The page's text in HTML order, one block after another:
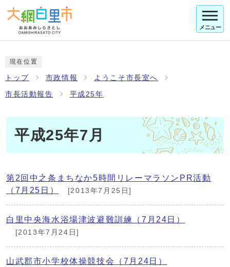
メニュー
現在位置
トップ 市政情報 ようこそ市長室へ
市長活動報告 平成25年
平成25年7月
第2回中之条まちなか5時間リレーマラソンPR活動
（7月25日）
[2013年7月25日]
白里中央海水浴場津波避難訓練（7月24日）
[2013年7月24日]
山武郡市小学校体操競技会（7月24日）